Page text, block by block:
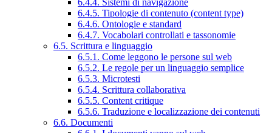
6.4.4. Sistemi di navigazione
6.4.5. Tipologie di contenuto (content type)
6.4.6. Ontologie e standard
6.4.7. Vocabolari controllati e tassonomie
6.5. Scrittura e linguaggio
6.5.1. Come leggono le persone sul web
6.5.2. Le regole per un linguaggio semplice
6.5.3. Microtesti
6.5.4. Scrittura collaborativa
6.5.5. Content critique
6.5.6. Traduzione e localizzazione dei contenuti
6.6. Documenti